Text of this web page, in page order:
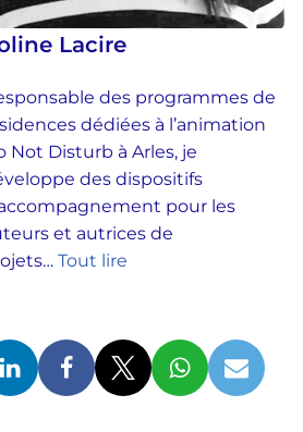
Lacire
des programmes de
dédiées à l’animation
Not Disturb à Arles, je
des dispositifs
pour les
et autrices de
Tout lire